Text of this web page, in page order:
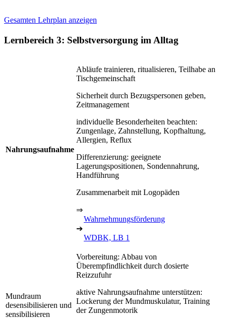
Gesamten Lehrplan anzeigen
Lernbereich 3: Selbstversorgung im Alltag
Nahrungsaufnahme
Abläufe trainieren, ritualisieren, Teilhabe an
Tischgemeinschaft
Sicherheit durch Bezugspersonen geben,
Zeitmanagement
individuelle Besonderheiten beachten:
Zungenlage, Zahnstellung, Kopfhaltung,
Allergien, Reflux
Differenzierung: geeignete
Lagerungspositionen, Sondennahrung,
Handführung
Zusammenarbeit mit Logopäden
⇒
Wahrnehmungsförderung
➔
WDBK, LB 1
Mundraum
desensibilisieren und
sensibilisieren
Vorbereitung: Abbau von
Überempfindlichkeit durch dosierte
Reizzufuhr
aktive Nahrungsaufnahme unterstützen:
Lockerung der Mundmuskulatur, Training
der Zungenmotorik